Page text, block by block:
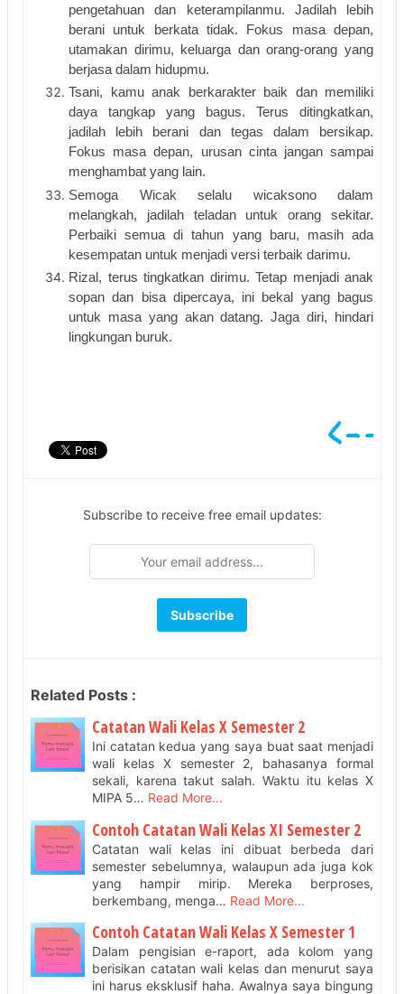
pengetahuan dan keterampilanmu. Jadilah lebih
berani untuk berkata tidak. Fokus masa depan,
utamakan dirimu, keluarga dan orang-orang yang
berjasa dalam hidupmu.
Tsani, kamu anak berkarakter baik dan memiliki
daya tangkap yang bagus. Terus ditingkatkan,
jadilah lebih berani dan tegas dalam bersikap.
Fokus masa depan, urusan cinta jangan sampai
menghambat yang lain.
Semoga Wicak selalu wicaksono dalam
melangkah, jadilah teladan untuk orang sekitar.
Perbaiki semua di tahun yang baru, masih ada
kesempatan untuk menjadi versi terbaik darimu.
Rizal, terus tingkatkan dirimu. Tetap menjadi anak
sopan dan bisa dipercaya, ini bekal yang bagus
untuk masa yang akan datang. Jaga diri, hindari
lingkungan buruk.
Subscribe to receive free email updates:
Related Posts :
Catatan Wali Kelas X Semester 2
Ini catatan kedua yang saya buat saat menjadi
wali kelas X semester 2, bahasanya formal
sekali, karena takut salah. Waktu itu kelas X
MIPA 5… Read More...
Contoh Catatan Wali Kelas XI Semester 2
Catatan wali kelas ini dibuat berbeda dari
semester sebelumnya, walaupun ada juga kok
yang hampir mirip. Mereka berproses,
berkembang, menga… Read More...
Contoh Catatan Wali Kelas X Semester 1
Dalam pengisian e-raport, ada kolom yang
berisikan catatan wali kelas dan menurut saya
ini harus eksklusif haha. Awalnya saya bingung